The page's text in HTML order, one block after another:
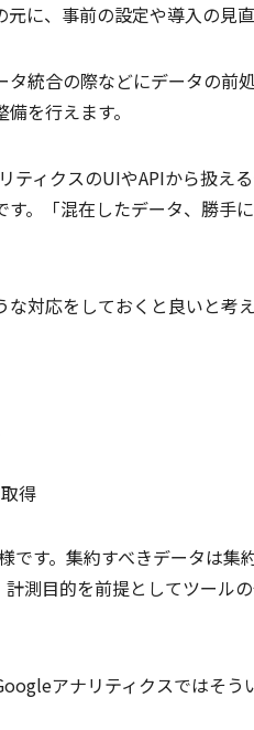
に、事前の設定や導入の見
タ統合の際などにデータの前
を行えます。
ティクスのUIやAPIから扱え
す。「混在したデータ、勝手
対応をしておくと良いと考え
得
です。集約すべきデータは
計測目的を前提としてツール
アナリティクスではそ